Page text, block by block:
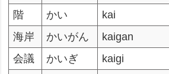
階
かい kai
海岸
かいがん kaigan
会議
かいぎ kaigi